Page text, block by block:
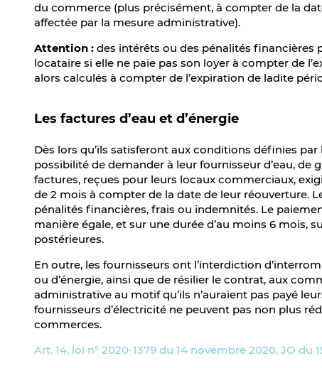
du commerce (plus précisément, à compter de la
affectée par la mesure administrative).
Attention : des intérêts ou des pénalités financières
locataire si elle ne paie pas son loyer à compter de
alors calculés à compter de l’expiration de ladite
Les factures d’eau et d’énergie
Dès lors qu’ils satisferont aux conditions définies
possibilité de demander à leur fournisseur d’eau, de
factures, reçues pour leurs locaux commerciaux,
de 2 mois à compter de la date de leur réouverture.
pénalités financières, frais ou indemnités. Le
manière égale, et sur une durée d’au moins 6 mois,
postérieures.
En outre, les fournisseurs ont l’interdiction
ou d’énergie, ainsi que de résilier le contrat, aux
administrative au motif qu’ils n’auraient pas payé
fournisseurs d’électricité ne peuvent pas non plus
commerces.
Art. 14, loi n° 2020-1379 du 14 novembre 2020, JO du